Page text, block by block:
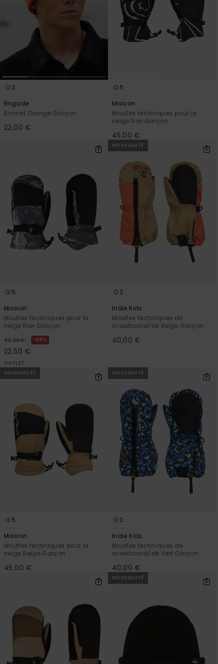
2
Brigade
Bonnet Orange Garçon
22,00 €
5
Mission
Moufles techniques pour la
neige Noir Garçon
45,00 €
5
Mission
Moufles techniques pour la
neige Noir Garçon
45,00 € * 50%
22,50 €
OUTLET
NOUVEAUTÉ
2
Indie Kids
Moufles techniques de
snowboard/ski Beige Garçon
40,00 €
NOUVEAUTÉ
5
Mission
Moufles techniques pour la
neige Beige Garçon
45,00 €
NOUVEAUTÉ
2
Indie Kids
Moufles techniques de
snowboard/ski Vert Garçon
40,00 €
NOUVEAUTÉ